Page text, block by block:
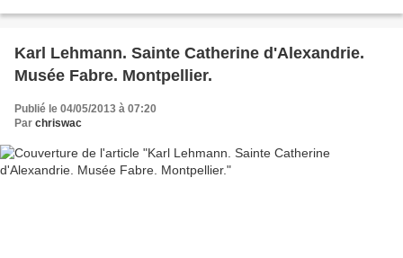
Karl Lehmann. Sainte Catherine d'Alexandrie.
Musée Fabre. Montpellier.
Publié le 04/05/2013 à 07:20
Par chriswac